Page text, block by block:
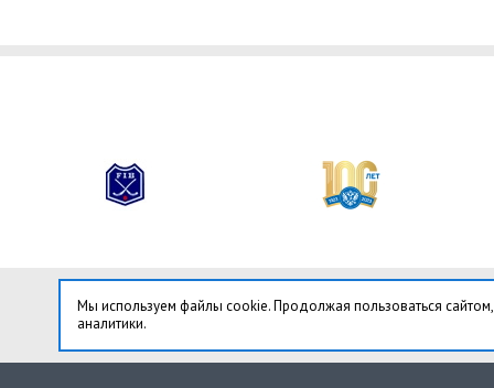
Мы используем файлы cookie. Продолжая пользоваться
аналитики.